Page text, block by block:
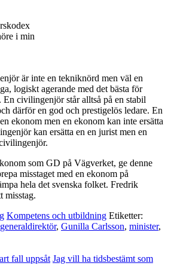
i min
är inte en tekniknörd men väl en
logiskt agerande med det bästa för
En civilingenjör står alltså på en stabil
därför en god och prestigelös ledare. En
ekonom men en ekonom kan inte ersätta
kan ersätta en en jurist men en
som GD på Vägverket, ge denne
misstaget med en ekonom på
hela det svenska folket. Fredrik
misstag.
Kompetens och utbildning Etiketter:
generaldirektör, Gunilla Carlsson, minister,
fall uppsåt Jag vill ha tidsbestämt som